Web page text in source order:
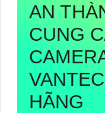
AN
CUNG
HÃNG